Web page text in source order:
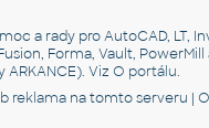
a rady pro AutoCAD, LT,
Forma, Vault,
VizO portálu.
reklama na tomto serveru |